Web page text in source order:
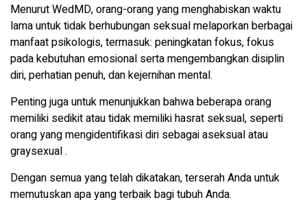
Menurut WedMD, orang-orang yang menghabiskan waktu
lama untuk tidak berhubungan seksual melaporkan berbagai
manfaat psikologis, termasuk: peningkatan fokus, fokus
pada kebutuhan emosional serta mengembangkan disiplin
diri, perhatian penuh, dan kejernihan mental.
Penting juga untuk menunjukkan bahwa beberapa orang
memiliki sedikit atau tidak memiliki hasrat seksual, seperti
orang yang mengidentifikasi diri sebagai aseksual atau
graysexual .
Dengan semua yang telah dikatakan, terserah Anda untuk
memutuskan apa yang terbaik bagi tubuh Anda.